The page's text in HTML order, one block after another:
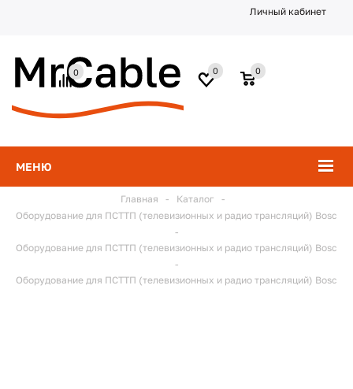
Личный кабинет
МЕНЮ
0
0
0
Главная - Каталог
-
Оборудование для ПСТТП (телевизионных и радио трансляций) Bosc
-
Оборудование для ПСТТП (телевизионных и радио трансляций) Bosc
-
Оборудование для ПСТТП (телевизионных и радио трансляций) Bosc